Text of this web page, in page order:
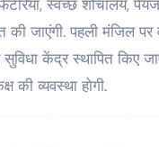
स्वच्छ शौचालय,
की जाएंगी. पहली मंजिल
सुविधा केंद्र स्थापित
की व्यवस्था होगी.